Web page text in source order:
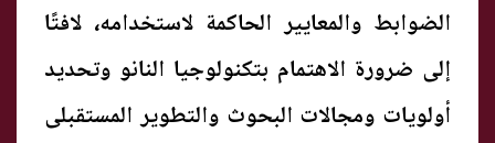
الضوابط والمعايير الحاكمة لاستخدامه، لافتًا
إلى ضرورة الاهتمام بتكنولوجيا النانو وتحديد
أولويات ومجالات البحوث والتطوير المستقبلى